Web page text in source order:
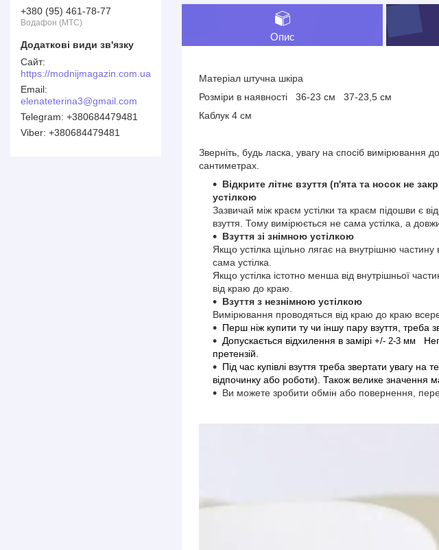
Опис
Матеріал штучна шкіра
Розміри в наявності 36-23 см 37-23,5 см
Каблук 4 см
Зверніть, будь ласка, увагу на спосіб вимірювання
сантиметрах.
Відкрите літнє взуття (п'ята та носок не
устілкою
Зазвичай між краєм устілки та краєм підошви є
взуття. Тому вимірюється не сама устілка, а
Взуття зі знімною устілкою
Якщо устілка щільно лягає на внутрішню частину
сама устілка.
Якщо устілка істотно менша від внутрішньої
від краю до краю.
Взуття з незнімною устілкою
Вимірювання проводяться від краю до краю
Перш ніж купити ту чи іншу пару взуття, треба
Допускається відхилення в замірі +/- 2-3 мм
претензій.
Під час купівлі взуття треба звертати увагу
відпочинку або роботи). Також велике значення
Ви можете зробити обмін або повернення,
+380 (95) 461-78-77
Водафон (МТС)
https://modnijmagazin.com.ua
elenateterina3@gmail.com
+380684479481
+380684479481